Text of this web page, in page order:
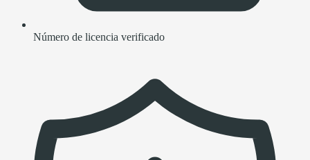
Número de licencia verificado